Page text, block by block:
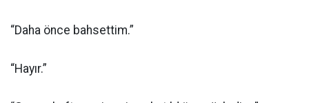
“Daha önce bahsettim.”
“Hayır.”